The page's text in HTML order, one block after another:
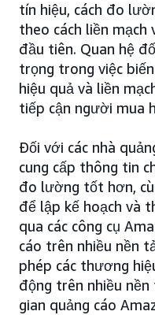
tín hiệu, cách đo
theo cách liền mạch
đầu tiên. Quan hệ
trọng trong việc
hiệu quả và liền
tiếp cận người mua
Đối với các nhà
cung cấp thông tin
đo lường tốt hơn,
để lập kế hoạch và
qua các công cụ
cáo trên nhiều nền
phép các thương
động trên nhiều nền
gian quảng cáo